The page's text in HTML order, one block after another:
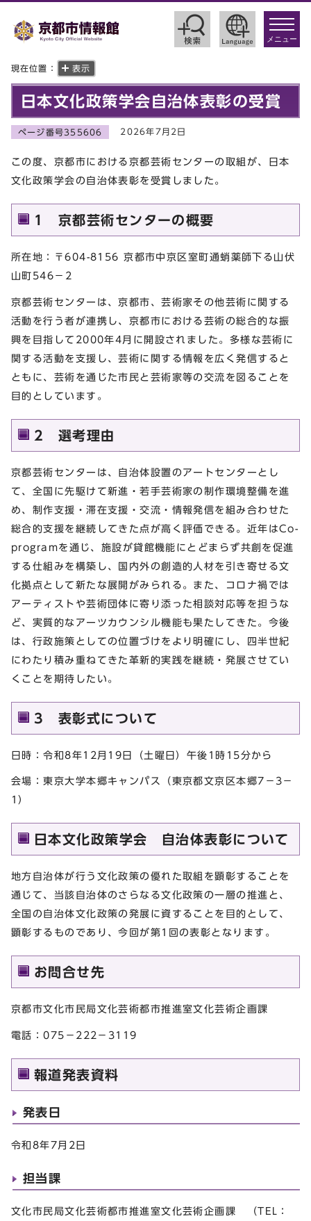
toggle
メニュー
現在位置： 表示
日本文化政策学会自治体表彰の受賞
ページ番号355606 2026年7月2日
この度、京都市における京都芸術センターの取組が、日本
文化政策学会の自治体表彰を受賞しました。
1 京都芸術センターの概要
所在地：〒604-8156 京都市中京区室町通蛸薬師下る山伏
山町546－2
京都芸術センターは、京都市、芸術家その他芸術に関する
活動を行う者が連携し、京都市における芸術の総合的な振
興を目指して2000年4月に開設されました。多様な芸術に
関する活動を支援し、芸術に関する情報を広く発信すると
ともに、芸術を通じた市民と芸術家等の交流を図ることを
目的としています。
2 選考理由
京都芸術センターは、自治体設置のアートセンターとし
て、全国に先駆けて新進・若手芸術家の制作環境整備を進
め、制作支援・滞在支援・交流・情報発信を組み合わせた
総合的支援を継続してきた点が高く評価できる。近年はCo-
programを通じ、施設が貸館機能にとどまらず共創を促進
する仕組みを構築し、国内外の創造的人材を引き寄せる文
化拠点として新たな展開がみられる。また、コロナ禍では
アーティストや芸術団体に寄り添った相談対応等を担うな
ど、実質的なアーツカウンシル機能も果たしてきた。今後
は、行政施策としての位置づけをより明確にし、四半世紀
にわたり積み重ねてきた革新的実践を継続・発展させてい
くことを期待したい。
3 表彰式について
日時：令和8年12月19日（土曜日）午後1時15分から
会場：東京大学本郷キャンパス（東京都文京区本郷7－3－
1）
日本文化政策学会 自治体表彰について
地方自治体が行う文化政策の優れた取組を顕彰することを
通じて、当該自治体のさらなる文化政策の一層の推進と、
全国の自治体文化政策の発展に資することを目的として、
顕彰するものであり、今回が第1回の表彰となります。
お問合せ先
京都市文化市民局文化芸術都市推進室文化芸術企画課
電話：075－222－3119
報道発表資料
発表日
令和8年7月2日
担当課
文化市民局文化芸術都市推進室文化芸術企画課 （TEL：